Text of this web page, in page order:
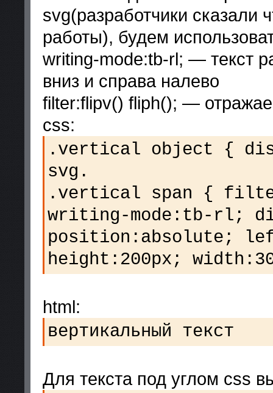
svg(разработчики сказали
работы), будем
writing-mode:tb-rl; — текст
вниз и справа налево
filter:flipv() fliph(); —
css:
.vertical object {
svg.
.vertical span {
writing-mode:tb-rl;
position:absolute;
height:200px;
html:
вертикальный текст
Для текста под углом css